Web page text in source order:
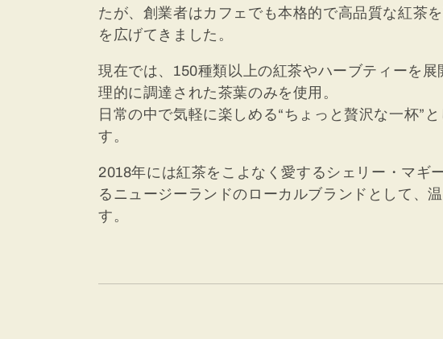
たが、創業者はカフェでも本格的で高品質な紅茶
を広げてきました。
現在では、150種類以上の紅茶やハーブティーを
理的に調達された茶葉のみを使用。
日常の中で気軽に楽しめる“ちょっと贅沢な一杯”
す。
2018年には紅茶をこよなく愛するシェリー・マギ
るニュージーランドのローカルブランドとして、
す。